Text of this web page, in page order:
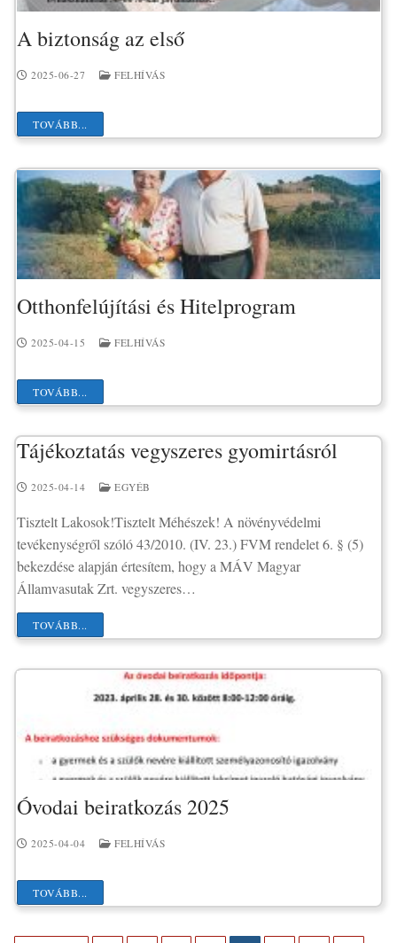
A biztonság az első
2025-06-27 FELHÍVÁS
TOVÁBB...
Otthonfelújítási és Hitelprogram
2025-04-15 FELHÍVÁS
TOVÁBB...
Tájékoztatás vegyszeres gyomirtásról
2025-04-14 EGYÉB
Tisztelt Lakosok!Tisztelt Méhészek! A növényvédelmi
tevékenységről szóló 43/2010. (IV. 23.) FVM rendelet 6. § (5)
bekezdése alapján értesítem, hogy a MÁV Magyar
Államvasutak Zrt. vegyszeres…
TOVÁBB...
Óvodai beiratkozás 2025
2025-04-04 FELHÍVÁS
TOVÁBB...